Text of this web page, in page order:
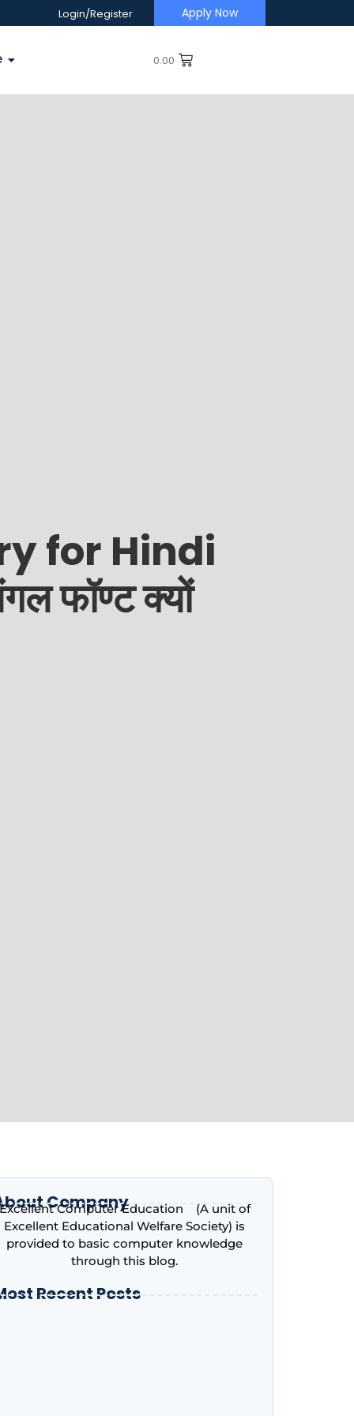
Login/Register Apply Now
0.00
for Hindi
फॉण्ट क्यों
Company
Computer Education (A unit of
Excellent Educational Welfare Society) is
provided to basic computer knowledge
through this blog.
Recent Posts